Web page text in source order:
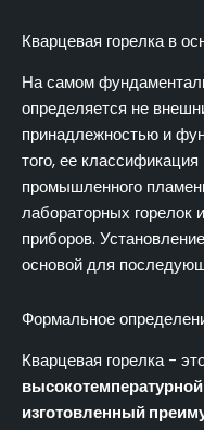
Кварцевая горелка в
На самом
определяется не
принадлежностью и
того, ее классификация
промышленного
лабораторных горелок
приборов.
основой для
Формальное
Кварцевая горелка -
изготовленный